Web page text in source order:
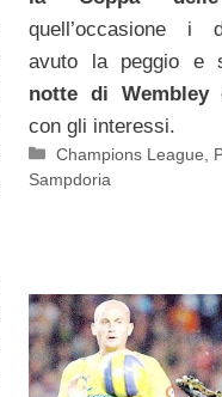
quell’occasione i
avuto la peggio e
notte di Wembley
con gli interessi.
Categorie
Champions League
Sampdoria